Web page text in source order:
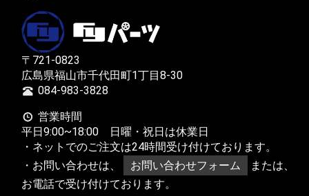
〒721-0823
広島県福山市千代田町1丁目8-30
084-983-3828
営業時間
平日9:00~18:00 日曜・祝日は休業日
・ネットでのご注文は24時間受け付けております。
・お問い合わせは、
お問い合わせフォーム
または、
お電話で受け付けております。